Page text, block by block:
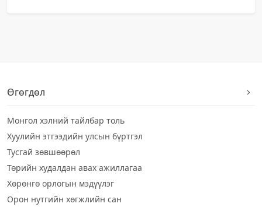
Өгөгдөл
Монгол хэлний тайлбар толь
Хуулийн этгээдийн улсын бүртгэл
Тусгай зөвшөөрөл
Төрийн худалдан авах ажиллагаа
Хөрөнгө орлогын мэдүүлэг
Орон нутгийн хөгжлийн сан